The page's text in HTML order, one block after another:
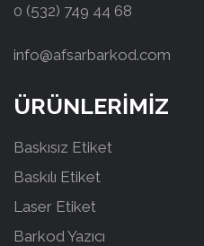
0 (532) 749 44 68
info@afsarbarkod.com
ÜRÜNLERİMİZ
Baskısız Etiket
Baskılı Etiket
Laser Etiket
Barkod Yazıcı